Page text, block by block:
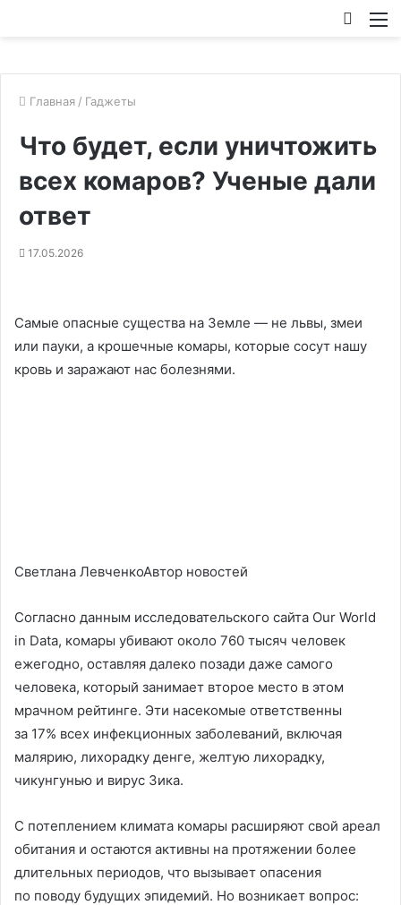
Главная / Гаджеты
Что будет, если уничтожить
всех комаров? Ученые дали
ответ
17.05.2026
Самые опасные существа на Земле — не львы, змеи
или пауки, а крошечные комары, которые сосут нашу
кровь и заражают нас болезнями.
Светлана ЛевченкоАвтор новостей
Согласно данным исследовательского сайта Our World
in Data, комары убивают около 760 тысяч человек
ежегодно, оставляя далеко позади даже самого
человека, который занимает второе место в этом
мрачном рейтинге. Эти насекомые ответственны
за 17% всех инфекционных заболеваний, включая
малярию, лихорадку денге, желтую лихорадку,
чикунгунью и вирус Зика.
С потеплением климата комары расширяют свой ареал
обитания и остаются активны на протяжении более
длительных периодов, что вызывает опасения
по поводу будущих эпидемий. Но возникает вопрос: